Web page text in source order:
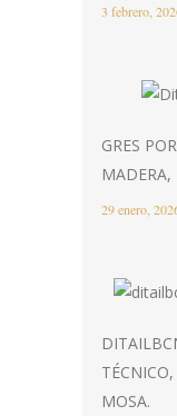
3 febrero,
GRES
MADERA,
29 enero,
MOSA.